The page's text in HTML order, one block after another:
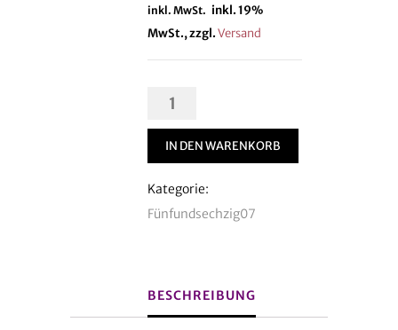
inkl. MwSt. inkl. 19%
MwSt., zzgl.Versand
FÜNFUNDSECHZIG07
Old
Gin
|
IN DEN WARENKORB
Kategorie:
Fünfundsechzig07
BESCHREIBUNG